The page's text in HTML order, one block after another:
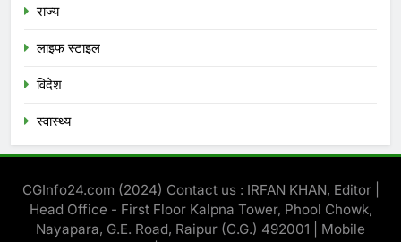
राज्य
लाइफ स्टाइल
विदेश
स्‍वास्‍थ्‍य
CGInfo24.com (2024) Contact us : IRFAN KHAN, Editor |
Head Office - First Floor Kalpna Tower, Phool Chowk,
Nayapara, G.E. Road, Raipur (C.G.) 492001 | Mobile